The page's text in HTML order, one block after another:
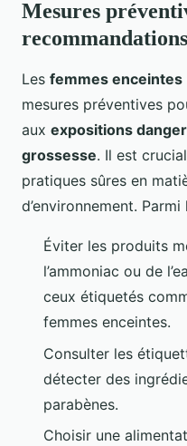
Mesures
recommandations
Les femmes enceintes
mesures préventives
aux expositions
grossesse. Il est
pratiques sûres en
d’environnement.
Éviter les produits
l’ammoniac ou de
ceux étiquetés
femmes enceintes.
Consulter les
détecter des
parabènes.
Choisir une